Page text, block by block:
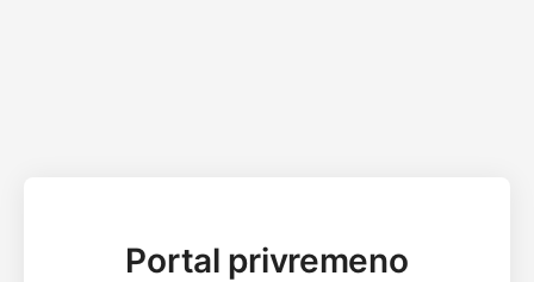
Portal privremeno